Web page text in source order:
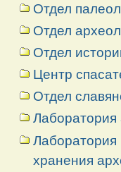
Отдел
Отдел
Отдел
Центр
Отдел
Лаборатория
Лаборатория
хранения